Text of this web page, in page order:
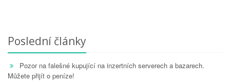
Poslední články
Pozor na falešné kupující na inzertních serverech a bazarech.
Můžete přijít o peníze!